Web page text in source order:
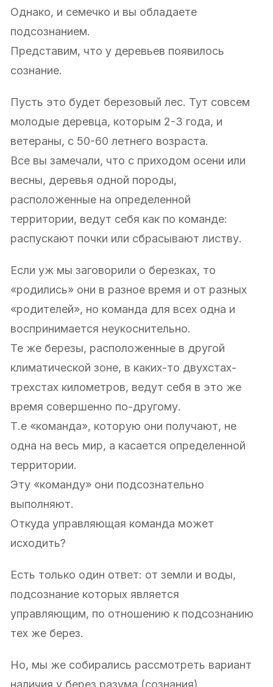
Однако, и семечко и вы обладаете
подсознанием.
Представим, что у деревьев появилось
сознание.
Пусть это будет березовый лес. Тут совсем
молодые деревца, которым 2-3 года, и
ветераны, с 50-60 летнего возраста.
Все вы замечали, что с приходом осени или
весны, деревья одной породы,
расположенные на определенной
территории, ведут себя как по команде:
распускают почки или сбрасывают листву.
Если уж мы заговорили о березках, то
«родились» они в разное время и от разных
«родителей», но команда для всех одна и
воспринимается неукоснительно.
Те же березы, расположенные в другой
климатической зоне, в каких-то двухстах-
трехстах километров, ведут себя в это же
время совершенно по-другому.
Т.е «команда», которую они получают, не
одна на весь мир, а касается определенной
территории.
Эту «команду» они подсознательно
выполняют.
Откуда управляющая команда может
исходить?
Есть только один ответ: от земли и воды,
подсознание которых является
управляющим, по отношению к подсознанию
тех же берез.
Но, мы же собирались рассмотреть вариант
наличия у берез разума (сознания).